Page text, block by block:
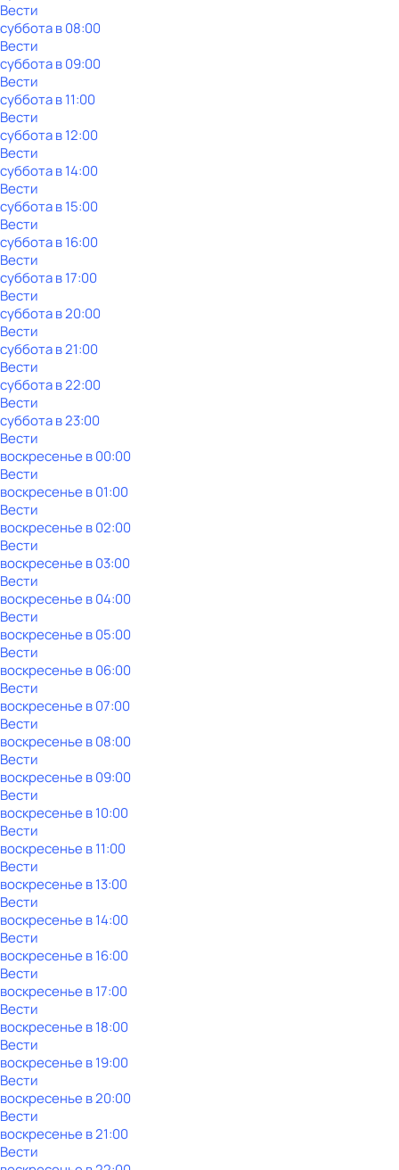
Вести
субботав08:00
Вести
субботав09:00
Вести
субботав11:00
Вести
субботав12:00
Вести
субботав14:00
Вести
субботав15:00
Вести
субботав16:00
Вести
субботав17:00
Вести
субботав20:00
Вести
субботав21:00
Вести
субботав22:00
Вести
субботав23:00
Вести
воскресенье в00:00
Вести
воскресенье в01:00
Вести
воскресенье в02:00
Вести
воскресенье в03:00
Вести
воскресенье в04:00
Вести
воскресенье в05:00
Вести
воскресенье в06:00
Вести
воскресенье в07:00
Вести
воскресенье в08:00
Вести
воскресенье в09:00
Вести
воскресенье в10:00
Вести
воскресенье в11:00
Вести
воскресенье в13:00
Вести
воскресенье в14:00
Вести
воскресенье в16:00
Вести
воскресенье в17:00
Вести
воскресенье в18:00
Вести
воскресенье в19:00
Вести
воскресенье в20:00
Вести
воскресенье в21:00
Вести